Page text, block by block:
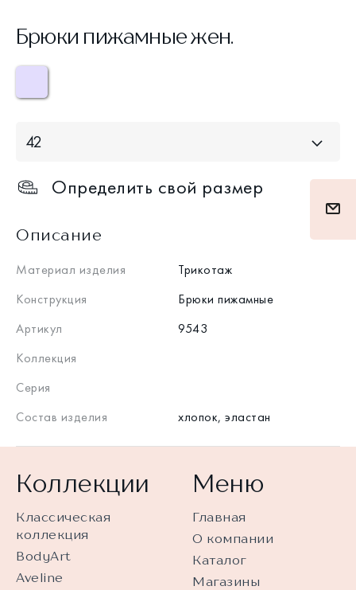
Брюки пижамные жен.
42
Определить свой размер
Описание
Материал изделия
Трикотаж
Конструкция
Брюки пижамные
Артикул
9543
Коллекция
Серия
Состав изделия
хлопок, эластан
Коллекции
Классическая
коллекция
BodyArt
Aveline
Меню
Главная
О компании
Каталог
Магазины